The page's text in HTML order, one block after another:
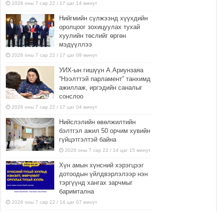
2026 оны 7 сар 22 / 17 цаг 14 минут
Нийгмийн сүлжээнд хүүхдийн
оролцоог зохицуулах тухай
хуулийн төслийг өргөн
мэдүүллээ
2026 оны 7 сар 22 / 17 цаг 09 минут
УИХ-ын гишүүн А.Ариунзаяа
“Нээлттэй парламент” танхимд
ажиллаж, иргэдийн саналыг
сонслоо
2026 оны 7 сар 22 / 17 цаг 04 минут
Нийслэлийн өвөлжилтийн
бэлтгэл ажил 50 орчим хувийн
гүйцэтгэлтэй байна
2026 оны 7 сар 22 / 14 цаг 15 минут
Хүн амын хүнсний хэрэгцээг
дотоодын үйлдвэрлэлээр нэн
тэргүүнд хангах зарчмыг
баримтална
2026 оны 7 сар 22 / 14 цаг 07 минут